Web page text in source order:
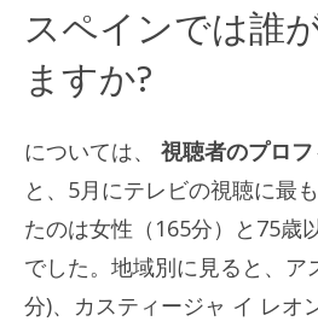
スペインでは誰
ますか?
については、 視聴者のプロ
と、5月にテレビの視聴に最
たのは女性（165分）と75歳
でした。地域別に見ると、ア
分)、カスティージャ イ レオ